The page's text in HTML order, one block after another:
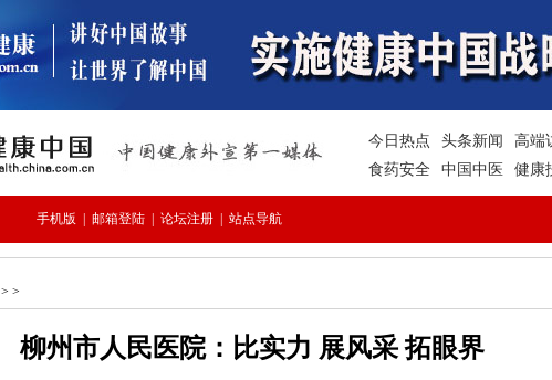
> >
柳州市人民医院：比实力 展风采 拓眼界